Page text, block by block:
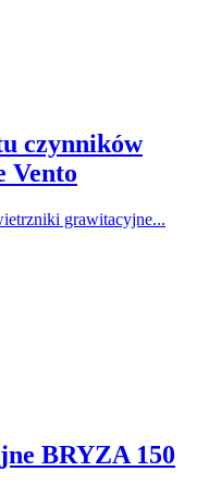
czynników
Vento
BRYZA 150